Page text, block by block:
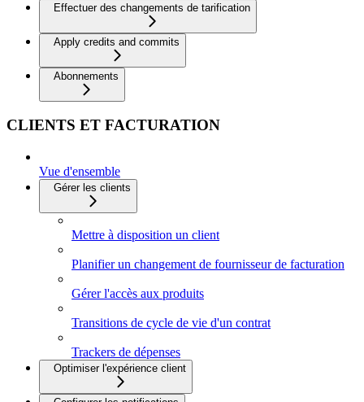
Effectuer des changements de tarification
Apply credits and commits
Abonnements
CLIENTS ET FACTURATION
Vue d'ensemble
Gérer les clients
Mettre à disposition un client
Planifier un changement de fournisseur de facturation
Gérer l'accès aux produits
Transitions de cycle de vie d'un contrat
Trackers de dépenses
Optimiser l'expérience client